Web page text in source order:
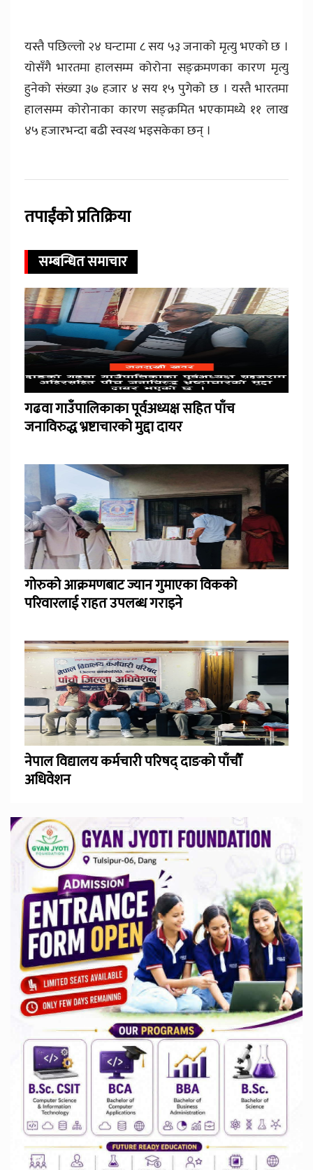
यस्तै पछिल्लो २४ घन्टामा ८ सय ५३ जनाको मृत्यु भएको छ ।
योसँगै भारतमा हालसम्म कोरोना सङ्क्रमणका कारण मृत्यु
हुनेको संख्या ३७ हजार ४ सय १५ पुगेको छ । यस्तै भारतमा
हालसम्म कोरोनाका कारण सङ्क्रमित भएकामध्ये ११ लाख
४५ हजारभन्दा बढी स्वस्थ भइसकेका छन् ।
तपाईंको प्रतिक्रिया
सम्बन्धित समाचार
गढवा गाउँपालिकाका पूर्वअध्यक्ष सहित पाँच
जनाविरुद्ध भ्रष्टाचारको मुद्दा दायर
गोरुको आक्रमणबाट ज्यान गुमाएका विकको
परिवारलाई राहत उपलब्ध गराइने
नेपाल विद्यालय कर्मचारी परिषद् दाङको पाँचौँ
अधिवेशन